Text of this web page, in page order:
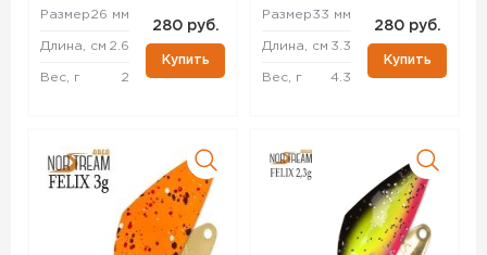
Размер26 мм
Длина, см 2.6
Вес, г 2
280 руб.
Купить
Размер33 мм
Длина, см 3.3
Вес, г 4.3
280 руб.
Купить